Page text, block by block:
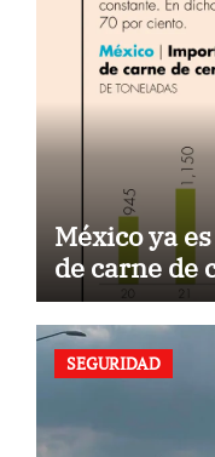
México ya
de carne de
SEGURIDAD